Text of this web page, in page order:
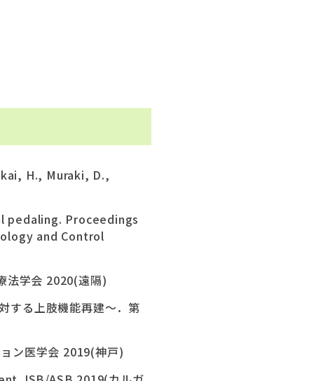
H., Muraki, D.,
Proceedings
and Control
法学会 2020(遠隔)
する上肢機能再建～．第
ョン医学会 2019(神戸)